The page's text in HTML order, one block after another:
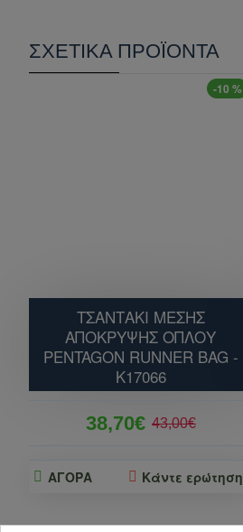
ΣΧΕΤΙΚΆ ΠΡΟΪΌΝΤΑ
-10 %
ΤΣΑΝΤΑΚΙ ΜΕΣΗΣ
ΑΠΟΚΡΥΨΗΣ ΟΠΛΟΥ
PENTAGON RUNNER BAG -
K17066
38,70€ 43,00€
ΑΓΟΡΑ Κάντε ερώτηση